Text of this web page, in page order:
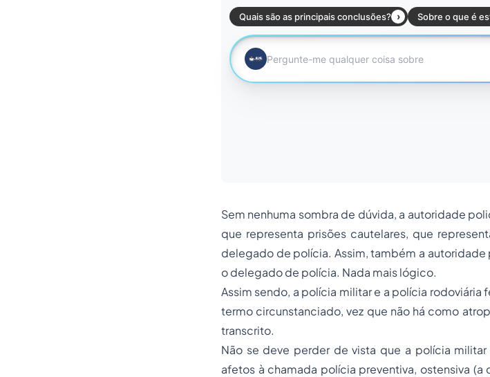
Sem nenhuma sombra de dúvida, a autoridade
que representa prisões cautelares, que
delegado de polícia. Assim, também a
o delegado de polícia. Nada mais lógico.
Assim sendo, a polícia militar e a polícia
termo circunstanciado, vez que não há como
transcrito.
Não se deve perder de vista que a polícia
afetos à chamada polícia preventiva, ostensiva